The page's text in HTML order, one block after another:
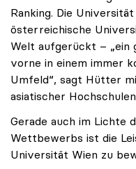
Ranking. Die
österreichische
Welt aufgerückt – „ein
vorne in einem immer
Umfeld“, sagt Hütter
asiatischer
Gerade auch im Lichte
Wettbewerbs ist die
Universität Wien zu